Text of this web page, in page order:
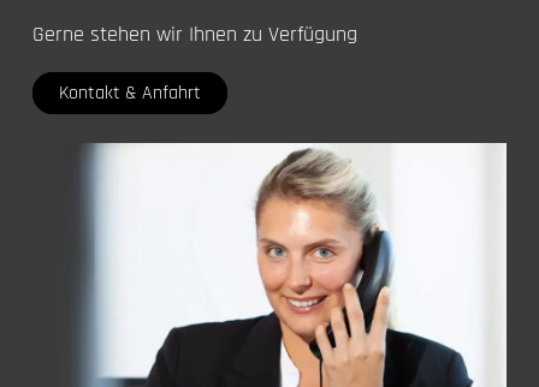
Gerne stehen wir Ihnen zu Verfügung
Kontakt & Anfahrt